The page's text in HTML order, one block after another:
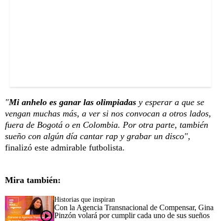
"Mi anhelo es ganar las olimpiadas y esperar a que se
vengan muchas más, a ver si nos convocan a otros lados,
fuera de Bogotá o en Colombia. Por otra parte, también
sueño con algún día cantar rap y grabar un disco",
finalizó este admirable futbolista.
Mira también:
Historias que inspiran
Con la Agencia Transnacional de Compensar, Gina
Pinzón volará por cumplir cada uno de sus sueños